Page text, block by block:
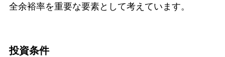
全余裕率を重要な要素として考えています。
投資条件